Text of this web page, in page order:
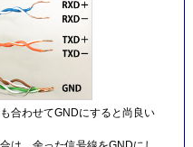
合わせてGNDにすると尚良い